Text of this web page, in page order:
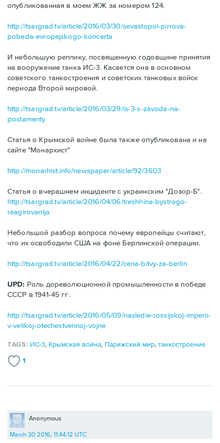
опубликованная в моем ЖЖ за номером 124.
http://tsargrad.tv/article/2016/03/30/sevastopol-pirrova-
pobeda-evropejskogo-koncerta
И небольшую реплику, посвященную годовщине принятия
на вооружение танка ИС-3. Касается она в основном
советского танкостроения и советских танковых войск
периода Второй мировой.
http://tsargrad.tv/article/2016/03/29/is-3-s-zavoda-na-
postamenty
Статья о Крымской войне была также опубликована и на
сайте "Монархист"
http://monarhist.info/newspaper/article/92/3603
Статья о вчерашнем инциденте с украинским "Дозор-Б".
http://tsargrad.tv/article/2016/04/06/treshhina-bystrogo-
reagirovanija
Небольшой разбор вопроса почему европейцы считают,
что их освободили США на фоне Берлинской операции.
http://tsargrad.tv/article/2016/04/22/cena-bitvy-za-berlin
UPD: Роль дореволюционной промышленности в победе
СССР в 1941-45 гг.
http://tsargrad.tv/article/2016/05/09/nasledie-rossijskoj-imperii-
v-velikoj-otechestvennoj-vojne
TAGS: ИС-3, Крымская война, Парижский мир,танкостроение
1
Anonymous
March 30 2016, 11:44:12 UTC